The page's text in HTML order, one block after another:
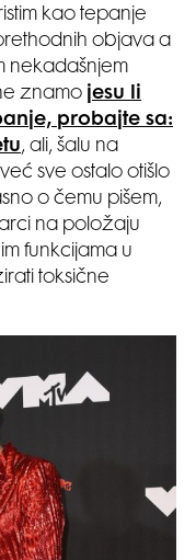
kao tepanje
objava a
nekadašnjem
znamo jesu li
probajte sa:
, ali, šalu na
sve ostalo otišlo
o čemu pišem,
na položaju
funkcijama u
toksične